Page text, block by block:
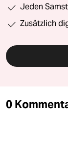
Jeden
Zusätzlich
0